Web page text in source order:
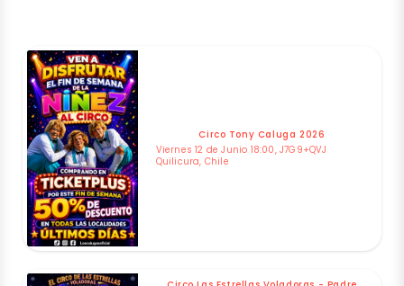
Circo Tony Caluga 2026
Viernes 12 de Junio 18:00, J7G9+QVJ
Quilicura, Chile